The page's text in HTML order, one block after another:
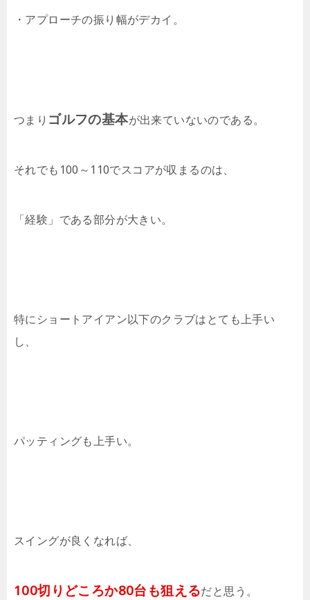
・アプローチの振り幅がデカイ。
つまり ゴルフの基本が出来ていないのである。
それでも100～110でスコアが収まるのは、
「経験」である部分が大きい。
特にショートアイアン以下のクラブはとても上手い
し、
パッティングも上手い。
スイングが良くなれば、
100切りどころか80台も狙えるだと思う。